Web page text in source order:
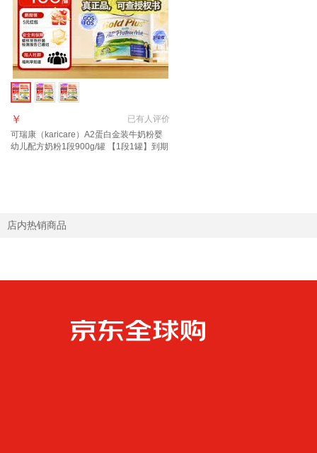
已有人评价
￥
可瑞康（karicare）A2蛋白金装牛奶粉婴
幼儿配方奶粉1段900g/罐 【1段1罐】到期
店内热销商品